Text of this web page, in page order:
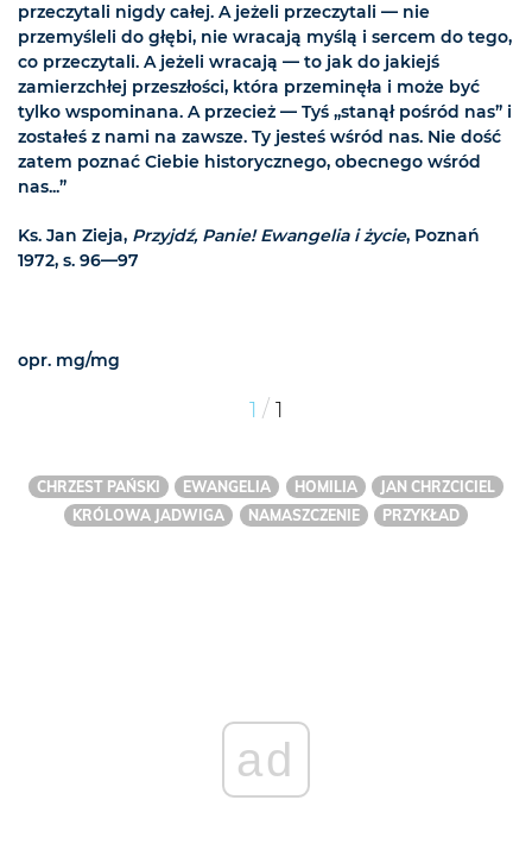
przeczytali nigdy całej. A jeżeli przeczytali — nie
przemyśleli do głębi, nie wracają myślą i sercem do tego,
co przeczytali. A jeżeli wracają — to jak do jakiejś
zamierzchłej przeszłości, która przeminęła i może być
tylko wspominana. A przecież — Tyś „stanął pośród nas” i
zostałeś z nami na zawsze. Ty jesteś wśród nas. Nie dość
zatem poznać Ciebie historycznego, obecnego wśród
nas...”
Ks. Jan Zieja, Przyjdź, Panie! Ewangelia i życie, Poznań
1972, s. 96—97
opr. mg/mg
1 / 1
CHRZEST PAŃSKI EWANGELIA HOMILIA
JAN CHRZCICIEL
KRÓLOWA JADWIGA
NAMASZCZENIE PRZYKŁAD
ad